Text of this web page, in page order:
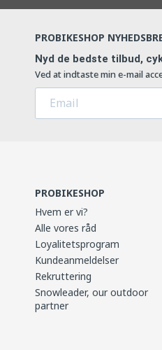
PROBIKESHOP
Nyd de bedste tilbud,
Ved at indtaste min e-mail
PROBIKESHOP
Hvem er vi?
Alle vores råd
Loyalitetsprogram
Kundeanmeldelser
Rekruttering
Snowleader, our outdoor
partner